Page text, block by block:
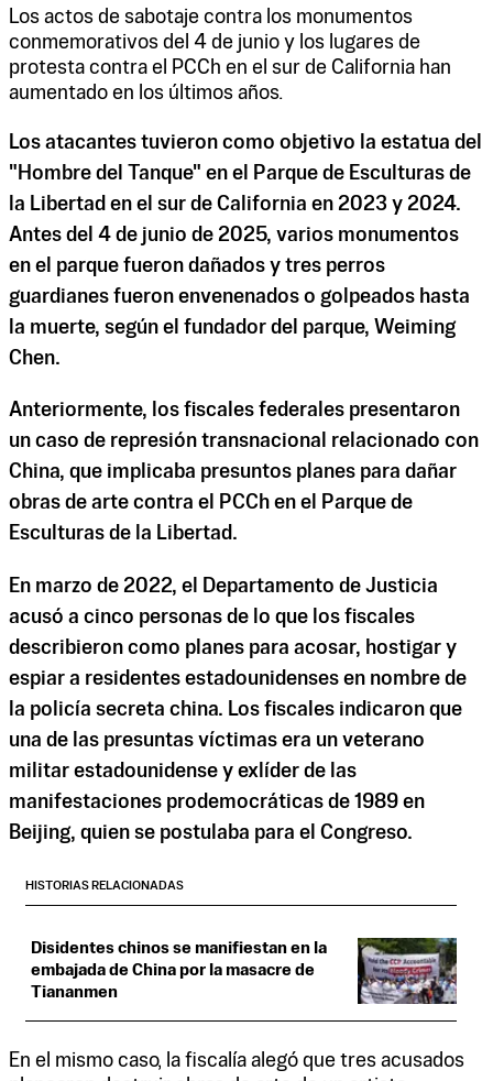
Los actos de sabotaje contra los monumentos
conmemorativos del 4 de junio y los lugares de
protesta contra el PCCh en el sur de California han
aumentado en los últimos años.
Los atacantes tuvieron como objetivo la estatua del
"Hombre del Tanque" en el Parque de Esculturas de
la Libertad en el sur de California en 2023 y 2024.
Antes del 4 de junio de 2025, varios monumentos
en el parque fueron dañados y tres perros
guardianes fueron envenenados o golpeados hasta
la muerte, según el fundador del parque, Weiming
Chen.
Anteriormente, los fiscales federales presentaron
un caso de represión transnacional relacionado con
China, que implicaba presuntos planes para dañar
obras de arte contra el PCCh en el Parque de
Esculturas de la Libertad.
En marzo de 2022, el Departamento de Justicia
acusó a cinco personas de lo que los fiscales
describieron como planes para acosar, hostigar y
espiar a residentes estadounidenses en nombre de
la policía secreta china. Los fiscales indicaron que
una de las presuntas víctimas era un veterano
militar estadounidense y exlíder de las
manifestaciones prodemocráticas de 1989 en
Beijing, quien se postulaba para el Congreso.
HISTORIAS RELACIONADAS
Disidentes chinos se manifiestan en la
embajada de China por la masacre de
Tiananmen
En el mismo caso, la fiscalía alegó que tres acusados ​​